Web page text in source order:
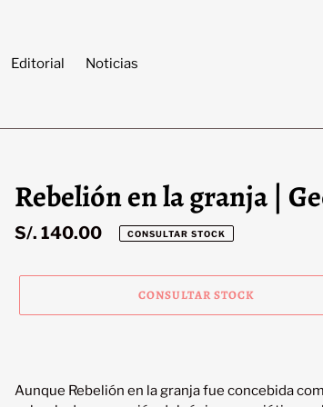
Editorial Noticias
Rebelión en la granja |
Precio
S/. 140.00 CONSULTAR STOCK
CONSULTAR STOCK
producto
Aunque Rebelión en la granja fue concebida